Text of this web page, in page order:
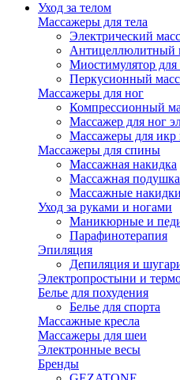
Уход за телом
Массажеры для тела
Электрический
Антицеллюлитный
Миостимулятор для
Перкусионный
Массажеры для ног
Компрессионный
Массажер для ног
Массажеры для икр
Массажеры для спины
Массажная накидка
Массажная подушка
Массажные
Уход за руками и ногами
Маникюрные и
Парафинотерапия
Эпиляция
Депиляция и
Электропростыни и
Белье для похудения
Белье для спорта
Массажные кресла
Массажеры для шеи
Электронные весы
Бренды